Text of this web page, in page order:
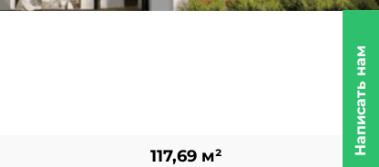
117,69 м²
Написать нам